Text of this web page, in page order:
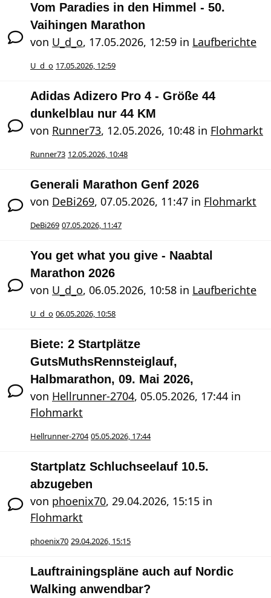
Vom Paradies in den Himmel - 50.
Vaihingen Marathon
von U_d_o, 17.05.2026, 12:59 in Laufberichte
U_d_o 17.05.2026, 12:59
Adidas Adizero Pro 4 - Größe 44
dunkelblau nur 44 KM
von Runner73, 12.05.2026, 10:48 in Flohmarkt
Runner73 12.05.2026, 10:48
Generali Marathon Genf 2026
von DeBi269, 07.05.2026, 11:47 in Flohmarkt
DeBi269 07.05.2026, 11:47
You get what you give - Naabtal
Marathon 2026
von U_d_o, 06.05.2026, 10:58 in Laufberichte
U_d_o 06.05.2026, 10:58
Biete: 2 Startplätze
GutsMuthsRennsteiglauf,
Halbmarathon, 09. Mai 2026,
von Hellrunner-2704, 05.05.2026, 17:44 in
Flohmarkt
Hellrunner-2704 05.05.2026, 17:44
Startplatz Schluchseelauf 10.5.
abzugeben
von phoenix70, 29.04.2026, 15:15 in
Flohmarkt
phoenix70 29.04.2026, 15:15
Lauftrainingspläne auch auf Nordic
Walking anwendbar?